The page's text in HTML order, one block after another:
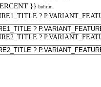
}} İndirim
?
?